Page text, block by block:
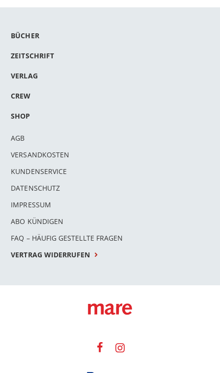
BÜCHER
ZEITSCHRIFT
VERLAG
CREW
SHOP
AGB
VERSANDKOSTEN
KUNDENSERVICE
DATENSCHUTZ
IMPRESSUM
ABO KÜNDIGEN
FAQ – HÄUFIG GESTELLTE FRAGEN
VERTRAG WIDERRUFEN